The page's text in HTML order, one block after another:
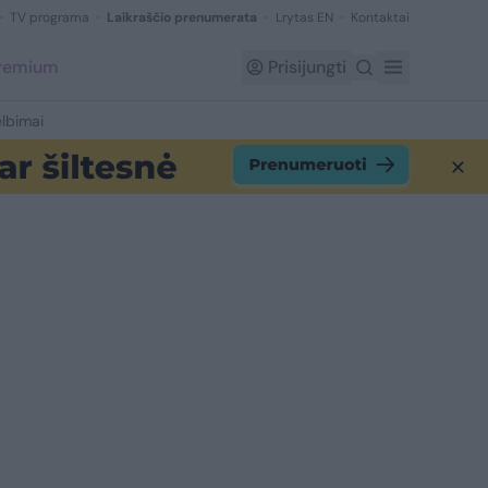
TV programa Laikraščio prenumerata Lrytas EN Kontaktai
Prisijungti